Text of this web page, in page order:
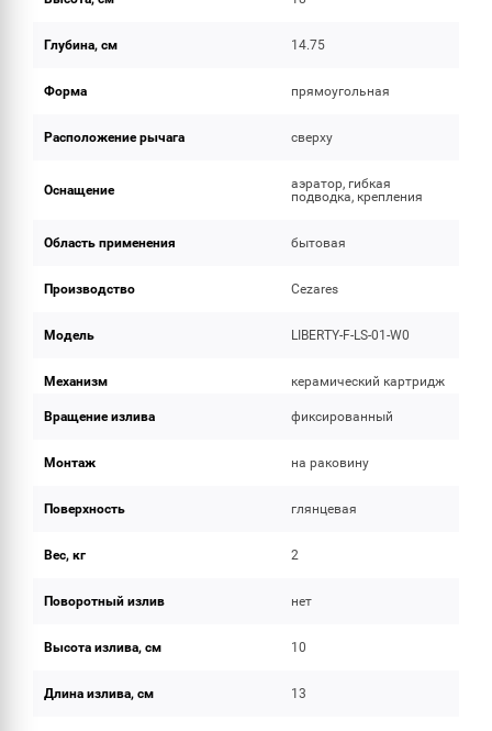
Глубина, см 14.75
Форма прямоугольная
Расположение рычага сверху
Оснащение
аэратор, гибкая
подводка, крепления
Область применения бытовая
Производство Cezares
Модель LIBERTY-F-LS-01-W0
Механизм керамический картридж
Вращение излива фиксированный
Монтаж на раковину
Поверхность глянцевая
Вес, кг 2
Поворотный излив нет
Высота излива, см 10
Длина излива, см 13